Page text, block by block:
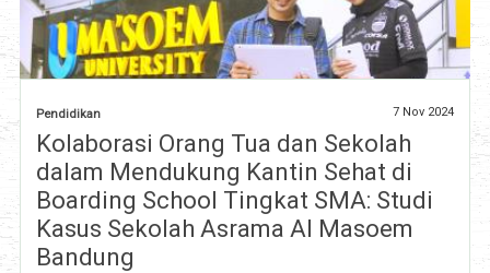
Pendidikan 7 Nov 2024
Kolaborasi Orang Tua dan Sekolah
dalam Mendukung Kantin Sehat di
Boarding School Tingkat SMA: Studi
Kasus Sekolah Asrama Al Masoem
Bandung